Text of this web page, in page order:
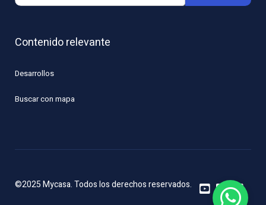
Contenido relevante
Desarrollos
Buscar con mapa
©2025 Mycasa. Todos los derechos reservados.